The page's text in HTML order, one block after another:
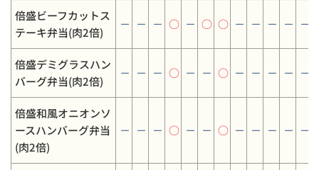
倍盛ビーフカットス
テーキ弁当(肉2倍)
－ － － ○ － ○ ○ － － － － －
倍盛デミグラスハン
バーグ弁当(肉2倍)
－ － － ○ － － ○ － － － － －
倍盛和風オニオンソ
ースハンバーグ弁当
(肉2倍)
－ － － ○ － － ○ － － － － －